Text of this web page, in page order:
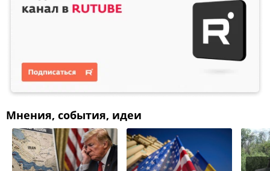
Мнения, события, идеи